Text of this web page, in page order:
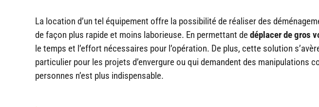
La location d’un tel équipement offre la possibilité de réaliser des
de façon plus rapide et moins laborieuse. En permettant dedéplacer de gros
le temps et l’effort nécessaires pour l’opération. De plus, cette solution
particulier pour les projets d’envergure ou qui demandent des manipulations
personnes n’est plus indispensable.